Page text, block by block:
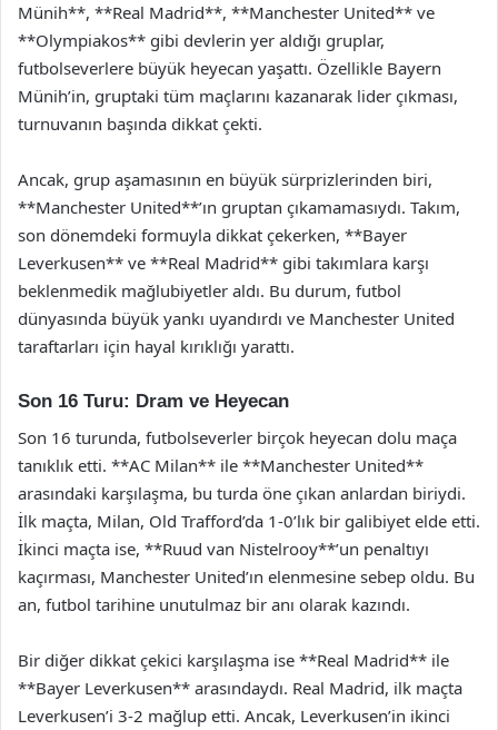
Münih**, **Real Madrid**, **Manchester United** ve
**Olympiakos** gibi devlerin yer aldığı gruplar,
futbolseverlere büyük heyecan yaşattı. Özellikle Bayern
Münih’in, gruptaki tüm maçlarını kazanarak lider çıkması,
turnuvanın başında dikkat çekti.
Ancak, grup aşamasının en büyük sürprizlerinden biri,
**Manchester United**’ın gruptan çıkamamasıydı. Takım,
son dönemdeki formuyla dikkat çekerken, **Bayer
Leverkusen** ve **Real Madrid** gibi takımlara karşı
beklenmedik mağlubiyetler aldı. Bu durum, futbol
dünyasında büyük yankı uyandırdı ve Manchester United
taraftarları için hayal kırıklığı yarattı.
Son 16 Turu: Dram ve Heyecan
Son 16 turunda, futbolseverler birçok heyecan dolu maça
tanıklık etti. **AC Milan** ile **Manchester United**
arasındaki karşılaşma, bu turda öne çıkan anlardan biriydi.
İlk maçta, Milan, Old Trafford’da 1-0’lık bir galibiyet elde etti.
İkinci maçta ise, **Ruud van Nistelrooy**’un penaltıyı
kaçırması, Manchester United’ın elenmesine sebep oldu. Bu
an, futbol tarihine unutulmaz bir anı olarak kazındı.
Bir diğer dikkat çekici karşılaşma ise **Real Madrid** ile
**Bayer Leverkusen** arasındaydı. Real Madrid, ilk maçta
Leverkusen’i 3-2 mağlup etti. Ancak, Leverkusen’in ikinci